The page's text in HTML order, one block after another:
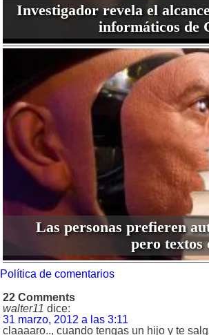
Investigador revela el
informáticos de
Las personas prefieren
pero textos
Política de comentarios
22 Comments
walter11 dice:
31 marzo, 2012 a las 3:11
claaaaro.., cuando tengas un hijo y te